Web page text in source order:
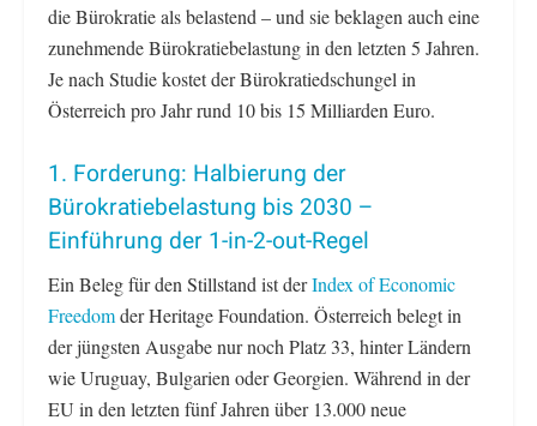
die Bürokratie als belastend – und sie beklagen auch eine
zunehmende Bürokratiebelastung in den letzten 5 Jahren.
Je nach Studie kostet der Bürokratiedschungel in
Österreich pro Jahr rund 10 bis 15 Milliarden Euro.
1. Forderung: Halbierung der
Bürokratiebelastung bis 2030 –
Einführung der 1-in-2-out-Regel
Ein Beleg für den Stillstand ist derIndex of Economic
Freedomder Heritage Foundation. Österreich belegt in
der jüngsten Ausgabe nur noch Platz 33, hinter Ländern
wie Uruguay, Bulgarien oder Georgien. Während in der
EU in den letzten fünf Jahren über 13.000 neue